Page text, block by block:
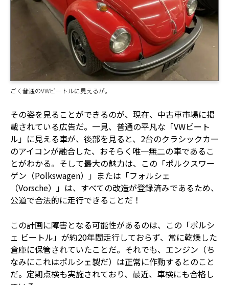
ごく普通のVWビートルに見えるが。
その姿を見ることができるのが、現在、中古車市場に掲
載されている広告だ。一見、普通の平凡な「VWビート
ル」に見える車が、後部を見ると、2台のクラシックカー
のアイコンが融合した、おそらく唯一無二の車であるこ
とがわかる。そして最大の魅力は、この「ポルクスワー
ゲン（Polkswagen）」または「フォルシェ
（Vorsche）」は、すべての改造が登録済みであるため、
公道で合法的に走行できることだ！
この計画に障害となる可能性があるのは、この「ポルシ
ェ ビートル」が約20年間走行しておらず、常に乾燥した
倉庫に保管されていたことだ。それでも、エンジン（ち
なみにこれはポルシェ製だ）は正常に作動するとのこと
だ。定期点検も実施されており、最近、車検にも合格し